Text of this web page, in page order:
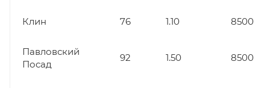
Клин 76 1.10 8500
Павловский
Посад
92 1.50 8500